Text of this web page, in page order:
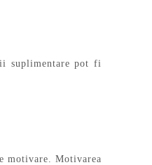
suplimentare pot fi
motivare. Motivarea